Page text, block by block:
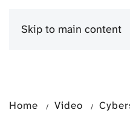
Skip to main content
Home Video